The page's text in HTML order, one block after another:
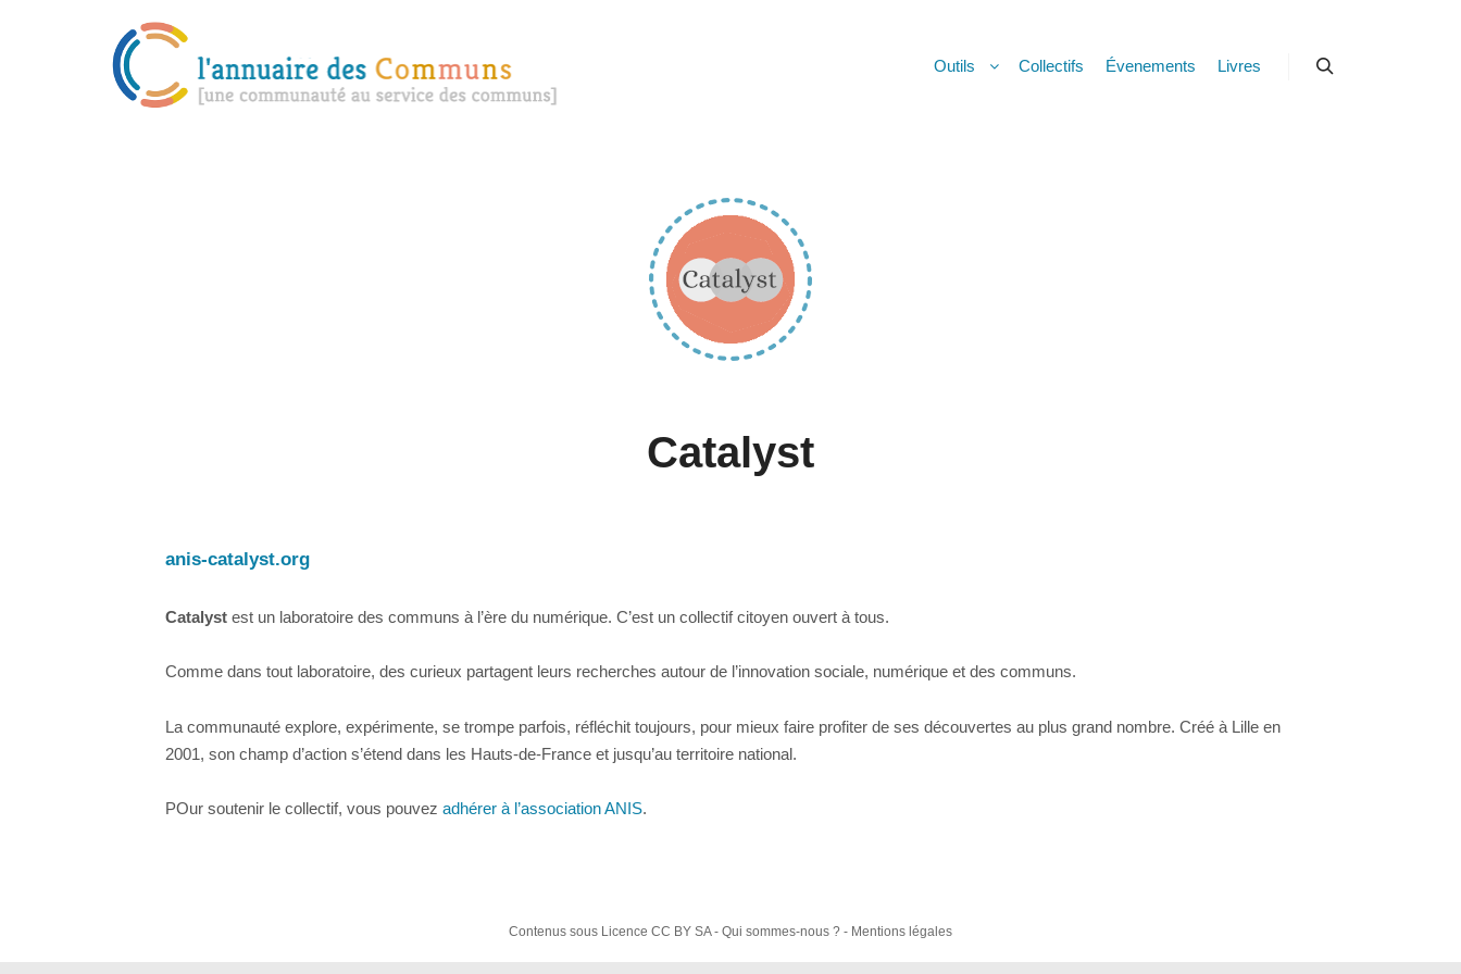
Outils Collectifs Évenements Livres
Catalyst
anis-catalyst.org
Catalyst est un laboratoire des communs à l’ère du numérique. C’est un collectif citoyen ouvert à tous.
Comme dans tout laboratoire, des curieux partagent leurs recherches autour de l’innovation sociale, numérique et des communs.
La communauté explore, expérimente, se trompe parfois, réfléchit toujours, pour mieux faire profiter de ses découvertes au plus grand nombre. Créé à Lille en
2001, son champ d’action s’étend dans les Hauts-de-France et jusqu’au territoire national.
POur soutenir le collectif, vous pouvez adhérer à l’association ANIS.
Contenus sous Licence CC BY SA- Qui sommes-nous ? - Mentions légales